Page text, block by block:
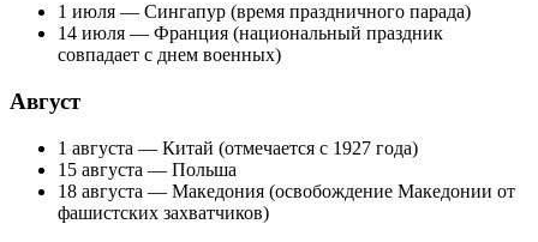
1 июля — Сингапур (время праздничного парада)
14 июля — Франция (национальный праздник
совпадает с днем военных)
Август
1 августа — Китай (отмечается с 1927 года)
15 августа — Польша
18 августа — Македония (освобождение Македонии от
фашистских захватчиков)